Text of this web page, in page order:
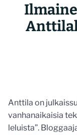
Anttila on
vanhanaikaisia
leluista”.